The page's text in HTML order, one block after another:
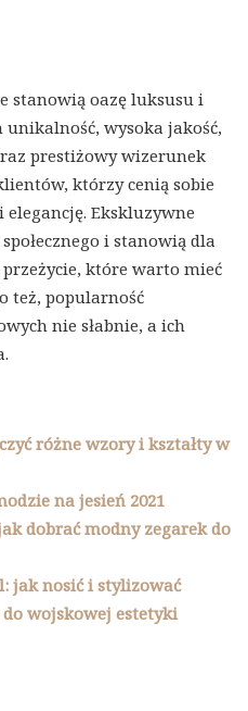
stanowią oazę luksusu i
wysoka jakość,
prestiżowy wizerunek
którzy cenią sobie
Ekskluzywne
i stanowią dla
które warto mieć
też, popularność
nie słabnie, a ich
różne wzory i kształty w
na jesień 2021
dobrać modny zegarek do
jak nosić i stylizować
wojskowej estetyki